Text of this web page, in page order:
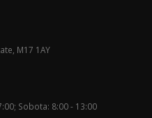
M17 1AY
Sobota: 8:00 - 13:00